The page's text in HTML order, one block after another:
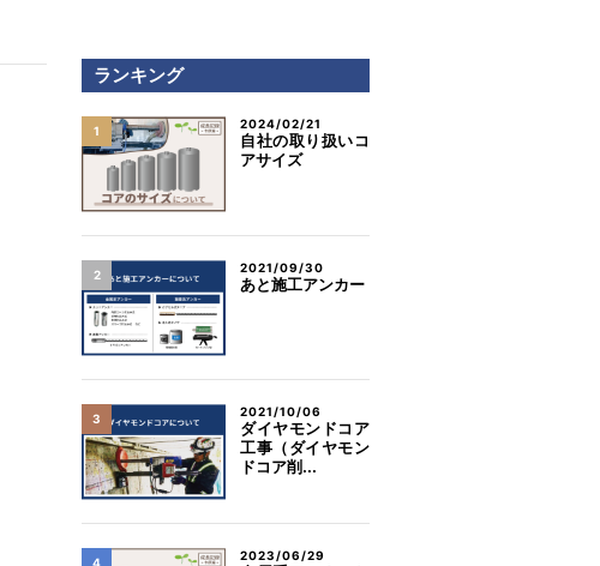
ランキング
2024/02/21
自社の取り扱いコ
アサイズ
2021/09/30
あと施工アンカー
2021/10/06
ダイヤモンドコア
工事（ダイヤモン
ドコア削...
2023/06/29